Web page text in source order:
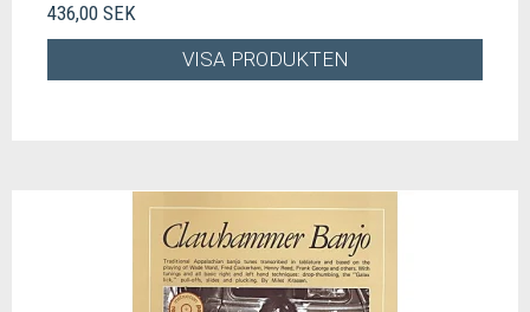
436,00 SEK
VISA PRODUKTEN